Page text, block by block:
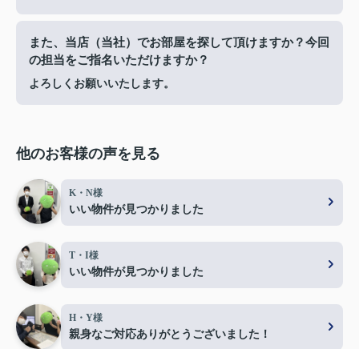
また、当店（当社）でお部屋を探して頂けますか？今回
の担当をご指名いただけますか？
よろしくお願いいたします。
他のお客様の声を見る
K・N様
いい物件が見つかりました
T・I様
いい物件が見つかりました
H・Y様
親身なご対応ありがとうございました！